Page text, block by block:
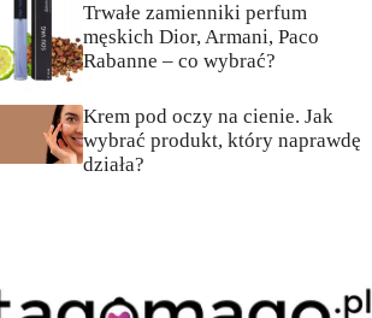
Trwałe zamienniki perfum
męskich Dior, Armani, Paco
Rabanne – co wybrać?
Krem pod oczy na cienie. Jak
wybrać produkt, który naprawdę
działa?